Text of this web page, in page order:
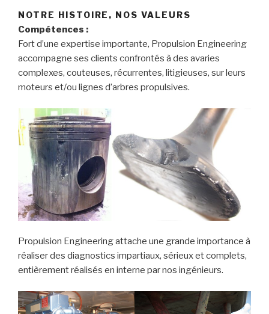
NOTRE HISTOIRE, NOS VALEURS
Compétences :
Fort d’une expertise importante, Propulsion Engineering
accompagne ses clients confrontés à des avaries
complexes, couteuses, récurrentes, litigieuses, sur leurs
moteurs et/ou lignes d’arbres propulsives.
Propulsion Engineering attache une grande importance à
réaliser des diagnostics impartiaux, sérieux et complets,
entièrement réalisés en interne par nos ingénieurs.